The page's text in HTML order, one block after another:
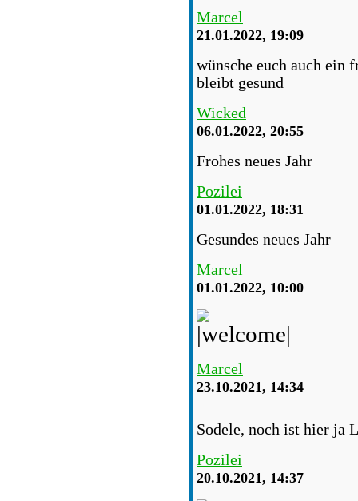
Marcel
21.01.2022, 19:09
wünsche euch auch ein
bleibt gesund
Wicked
06.01.2022, 20:55
Frohes neues Jahr
Pozilei
01.01.2022, 18:31
Gesundes neues Jahr
Marcel
01.01.2022, 10:00
Marcel
23.10.2021, 14:34
Sodele, noch ist hier ja
Pozilei
20.10.2021, 14:37